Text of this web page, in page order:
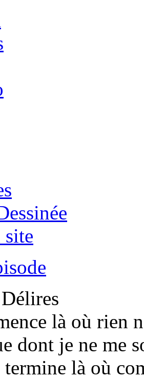
site
Délires
là où rien
dont je ne me
termine là où